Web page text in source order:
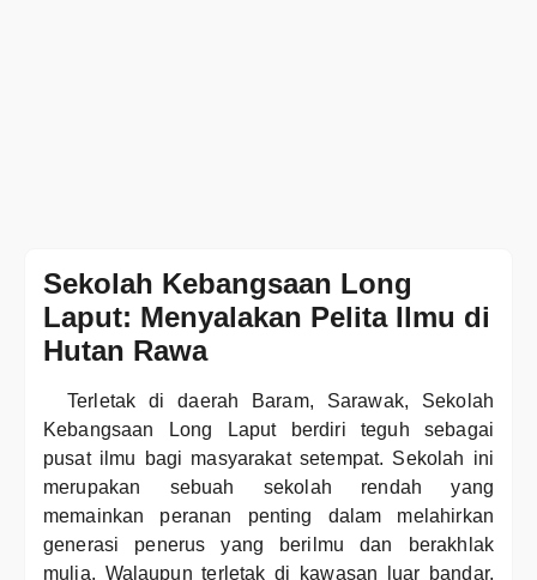
Sekolah Kebangsaan Long
Laput: Menyalakan Pelita Ilmu di
Hutan Rawa
Terletak di daerah Baram, Sarawak, Sekolah
Kebangsaan Long Laput berdiri teguh sebagai
pusat ilmu bagi masyarakat setempat. Sekolah ini
merupakan sebuah sekolah rendah yang
memainkan peranan penting dalam melahirkan
generasi penerus yang berilmu dan berakhlak
mulia. Walaupun terletak di kawasan luar bandar,